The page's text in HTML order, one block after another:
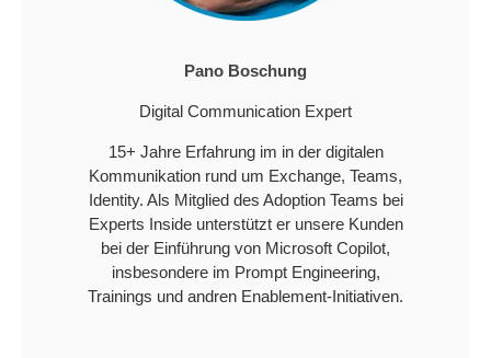
Pano Boschung
Digital Communication Expert
15+ Jahre Erfahrung im in der digitalen
Kommunikation rund um Exchange, Teams,
Identity. Als Mitglied des Adoption Teams bei
Experts Inside unterstützt er unsere Kunden
bei der Einführung von Microsoft Copilot,
insbesondere im Prompt Engineering,
Trainings und andren Enablement-Initiativen.